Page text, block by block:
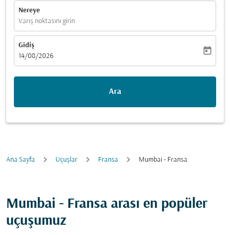
Nereye
Varış noktasını girin
Gidiş
fc-booking-departure-date-aria-label
14/08/2026
today
Ara
Ana Sayfa Uçuşlar Fransa Mumbai - Fransa
Mumbai - Fransa arası en popüler
uçuşumuz